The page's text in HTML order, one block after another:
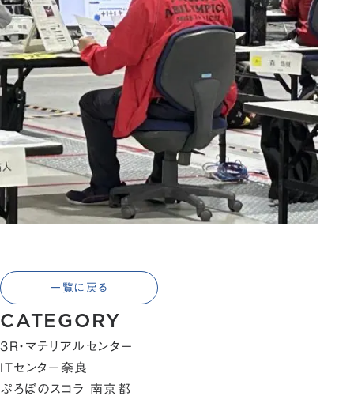
CATEGORY
3R・マテリアルセンター
ITセンター奈良
ぷろぼのスコラ 南京都
一覧に戻る